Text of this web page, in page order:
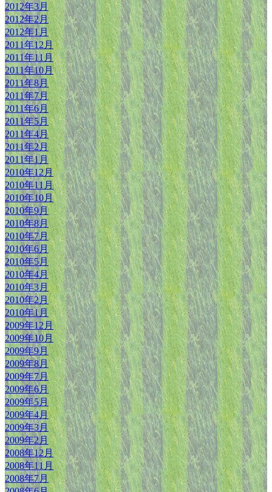
2012年3月
2012年2月
2012年1月
2011年12月
2011年11月
2011年10月
2011年8月
2011年7月
2011年6月
2011年5月
2011年4月
2011年2月
2011年1月
2010年12月
2010年11月
2010年10月
2010年9月
2010年8月
2010年7月
2010年6月
2010年5月
2010年4月
2010年3月
2010年2月
2010年1月
2009年12月
2009年10月
2009年9月
2009年8月
2009年7月
2009年6月
2009年5月
2009年4月
2009年3月
2009年2月
2008年12月
2008年11月
2008年7月